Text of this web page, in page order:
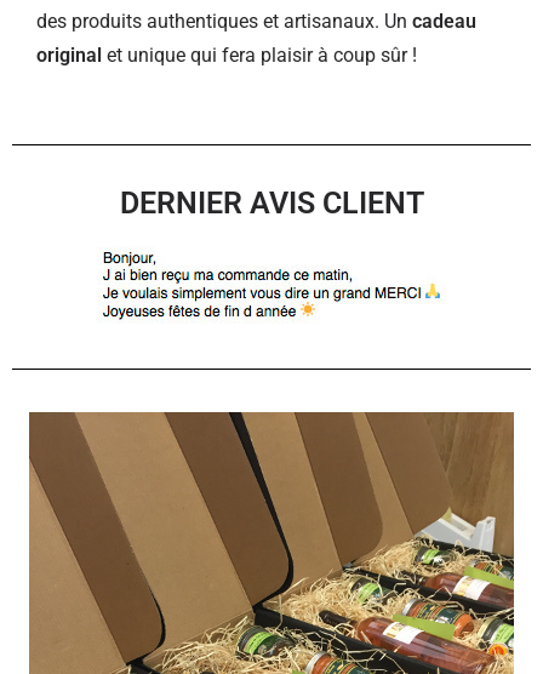
des produits authentiques et artisanaux. Un cadeau
original et unique qui fera plaisir à coup sûr !
DERNIER AVIS CLIENT